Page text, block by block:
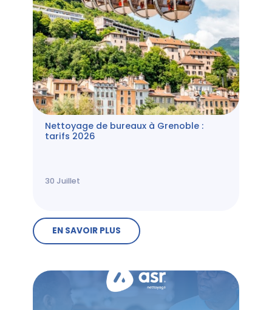
Nettoyage de bureaux à Grenoble :
tarifs 2026
30 Juillet
EN SAVOIR PLUS